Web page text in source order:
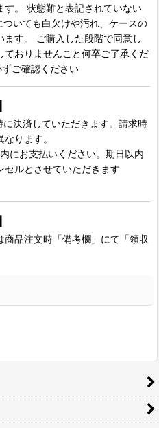
。 状態難と表記されていない
ついても白欠けや汚れ、ケースの
す。 ご購入した段階で同意し
おりませんこと何卒ご了承くだ
ずご確認ください
決済していただきます。請求時
ります。
にお支払いください。期日以内
セルとさせていただきます
品注文時「備考欄」にて「領収